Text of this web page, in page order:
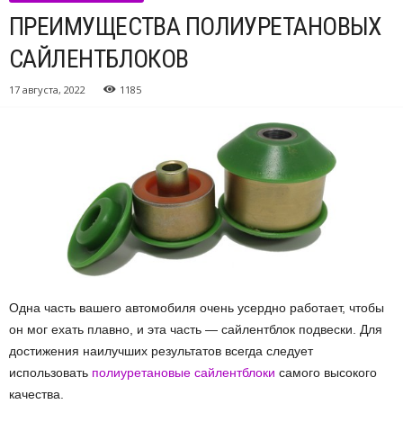
ПРЕИМУЩЕСТВА ПОЛИУРЕТАНОВЫХ
САЙЛЕНТБЛОКОВ
17 августа, 2022 1185
Одна часть вашего автомобиля очень усердно работает, чтобы
он мог ехать плавно, и эта часть — сайлентблок подвески. Для
достижения наилучших результатов всегда следует
использовать полиуретановые сайлентблоки самого высокого
качества.